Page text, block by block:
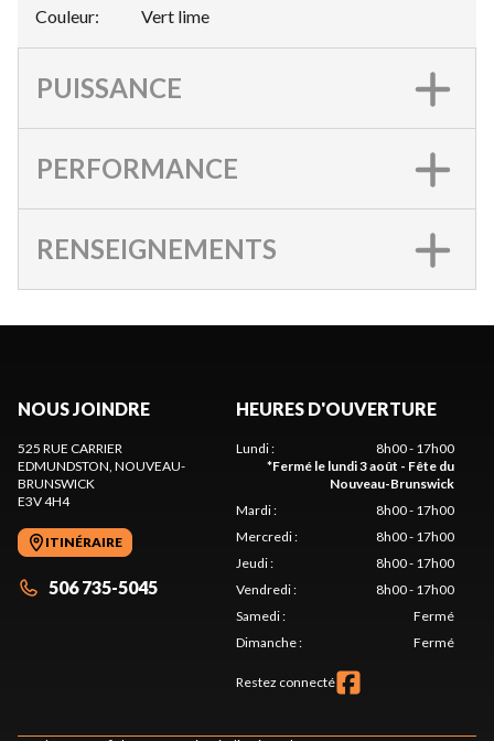
Couleur: Vert lime
PUISSANCE
PERFORMANCE
RENSEIGNEMENTS
NOUS JOINDRE
525 RUE CARRIER
EDMUNDSTON, NOUVEAU-
BRUNSWICK
E3V 4H4
ITINÉRAIRE
506 735-5045
HEURES D'OUVERTURE
Lundi:
8h00 - 17h00
*Fermé le lundi 3 août - Fête du
Nouveau-Brunswick
Mardi:
8h00 - 17h00
Mercredi:
8h00 - 17h00
Jeudi:
8h00 - 17h00
Vendredi:
8h00 - 17h00
Samedi:
Fermé
Dimanche: Fermé
Restez connecté